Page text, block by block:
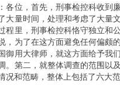
各位，首先，刑事检控科收到
大量时间，处理和考虑了大量
程里，刑事检控科恪守独立和
，为了在这方面避免任何偏颇
御用大律师，就这方面给予我
。第二，就整体调查的范围以
况和范畴，整体上包括了六大范